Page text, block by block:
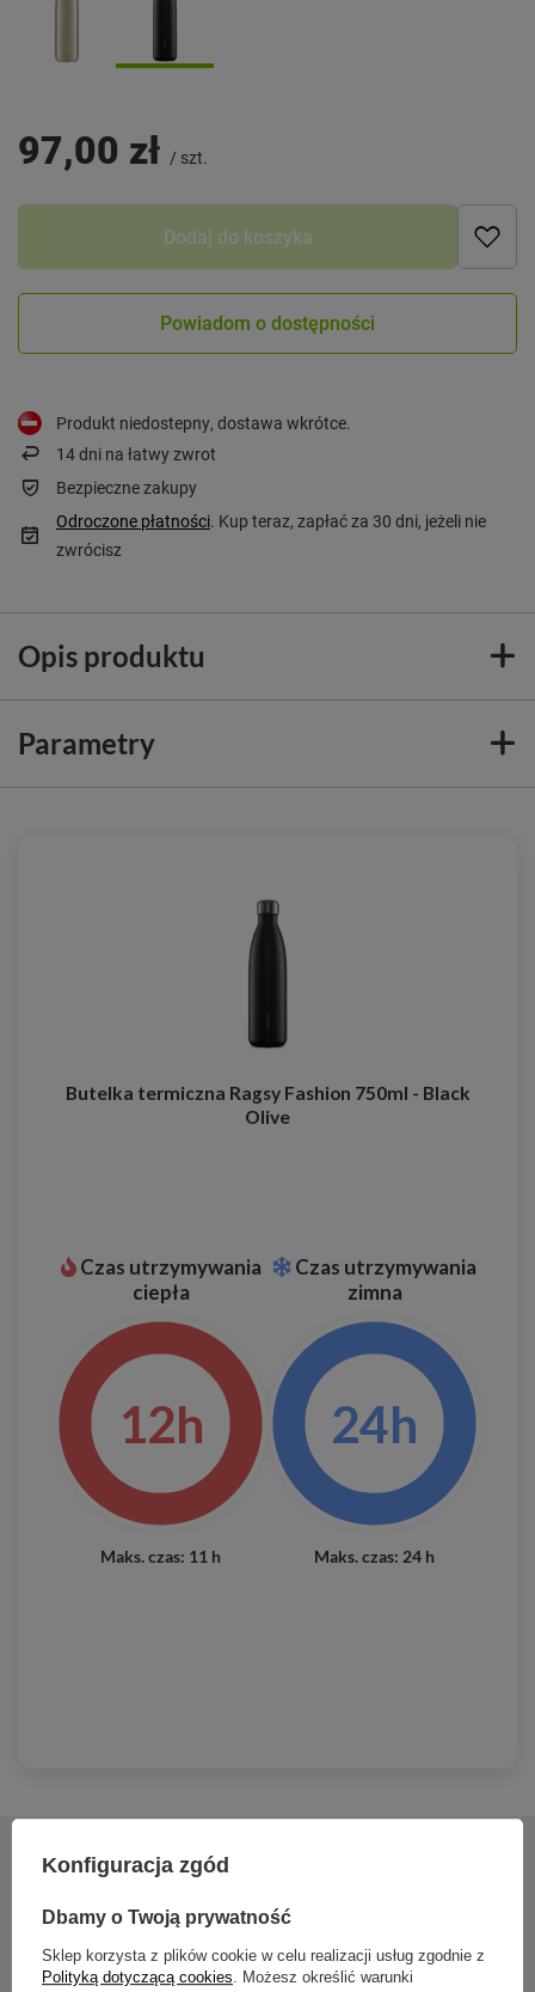
97,00 zł / szt.
Dodaj do koszyka
Powiadom o dostępności
Produkt niedostepny, dostawa wkrótce
14dni na łatwy zwrot
Bezpieczne zakupy
Odroczone płatności. Kup teraz, zapłać za 30 dni, jeżeli nie
zwrócisz
Opis produktu
Parametry
Butelka termiczna Ragsy Fashion 750ml - Black
Olive
Czas utrzymywania
ciepła
12h
Maks. czas: 11 h
Czas utrzymywania
zimna
24h
Maks. czas: 24 h
2 lata gwarancji
Konfiguracja zgód
Dbamy o Twoją prywatność
Sklep korzysta z plików cookie w celu realizacji usług zgodnie z
Polityką dotyczącą cookies . Możesz określić warunki